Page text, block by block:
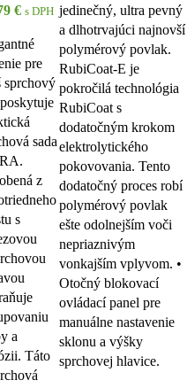
€ s DPH
pre
sprchový
sada
z
s
a
Táto
jedinečný, ultra pevný
a dlhotrvajúci najnovší
polymérový povlak.
RubiCoat-E je
pokročilá technológia
RubiCoat s
dodatočným krokom
elektrolytického
pokovovania. Tento
dodatočný proces robí
polymérový povlak
ešte odolnejším voči
nepriaznivým
vonkajším vplyvom. •
Otočný blokovací
ovládací panel pre
manuálne nastavenie
sklonu a výšky
sprchovej hlavice.